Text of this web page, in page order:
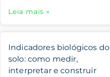
Leia mais »
Indicadores biológicos do
solo: como medir,
interpretar e construir